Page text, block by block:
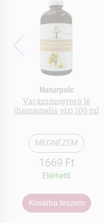
Naturpolc
Varázsmogyoró lé
(hamamelis víz) 100 ml
MEGNÉZEM
1669 Ft
Elérhetõ
Kosárba teszem